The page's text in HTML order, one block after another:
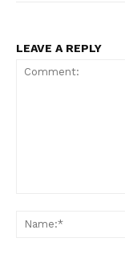
LEAVE A REPLY